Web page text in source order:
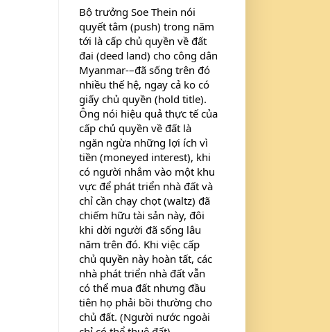
Bộ trưởng Soe Thein nói
quyết tâm (push) trong năm
tới là cấp chủ quyền về đất
đai (deed land) cho công dân
Myanmar-–đã sống trên đó
nhiều thế hệ, ngay cả ko có
giấy chủ quyền (hold title).
Ông nói hiệu quả thực tế của
cấp chủ quyền về đất là
ngăn ngừa những lợi ích vì
tiền (moneyed interest), khi
có người nhắm vào một khu
vực để phát triển nhà đất và
chỉ cần chạy chọt (waltz) đã
chiếm hữu tài sản này, đôi
khi dời người đã sống lâu
năm trên đó. Khi việc cấp
chủ quyền này hoàn tất, các
nhà phát triển nhà đất vẫn
có thể mua đất nhưng đầu
tiên họ phải bồi thường cho
chủ đất. (Người nước ngoài